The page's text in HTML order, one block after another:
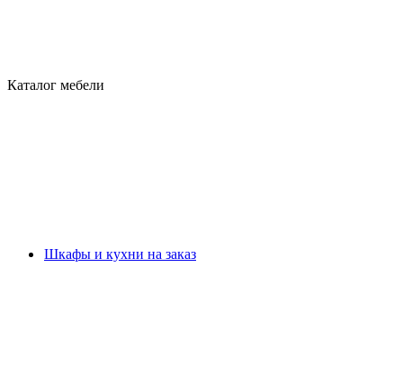
Каталог мебели
Шкафы и кухни на заказ